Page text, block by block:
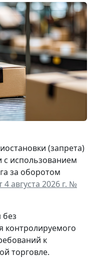
(запрета)
с использованием
за оборотом
августа 2026 г. №
без
контролируемого
к
торговле.